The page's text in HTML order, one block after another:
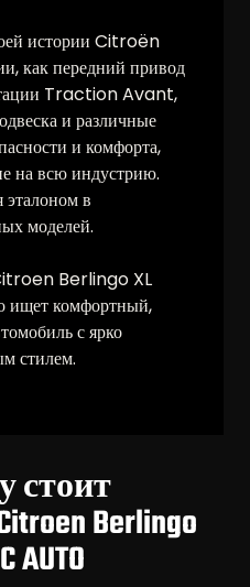
истории Citroën
как передний привод
Traction Avant,
и различные
и комфорта,
на всю индустрию.
эталоном в
моделей.
Berlingo XL
ищет комфортный,
с ярко
стилем.
стоит
Berlingo
AUTO